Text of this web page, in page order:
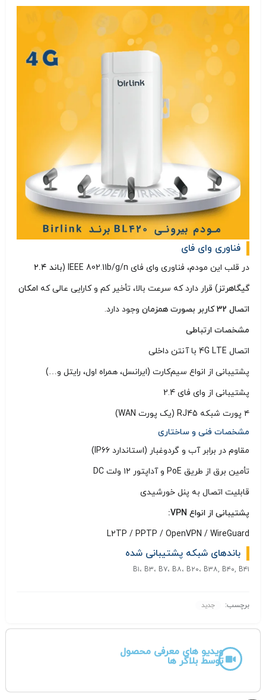
فناوری وای فای
در قلب این مودم، فناوری وای فای IEEE 802.11b/g/n (
باند ۲.۴
گیگاهرتز) قرار دارد که سرعت بالا، تأخیر کم و کارایی عالی که امکان
اتصال 32 کاربر بصورت همزمان
وجود دارد.
مشخصات ارتباطی
اتصال 4G LTE با آنتن داخلی
پشتیبانی از انواع سیم‌کارت (ایرانسل، همراه اول، رایتل و…)
پشتیبانی از وای‌ فای 2.4
۴ پورت شبکه RJ45 (یک پورت WAN)
مشخصات فنی و ساختاری
مقاوم در برابر آب و گردوغبار (استاندارد IP66)
تأمین برق از طریق PoE و آداپتور ۱۲ ولت DC
قابلیت اتصال به پنل خورشیدی
پشتیبانی از انواع VPN:
L2TP / PPTP / OpenVPN / WireGuard
باندهای شبکه پشتیبانی شده
B۱، B۳، B۷، B۸، B۲۰، B۳۸, B۴۰, B۴۱
برچسب: جدید
ویدیو های معرفی محصول
توسط بلاگر ها